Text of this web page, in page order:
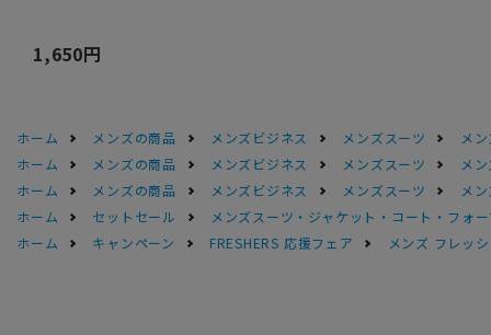
1,650円
ホーム メンズの商品 メンズビジネス メンズスーツ
メ
ホーム
メンズの商品 メンズビジネス メンズスーツ
メ
ホーム
メンズの商品 メンズビジネス メンズスーツ
メ
ホーム
セットセール
メンズスーツ・ジャケット・コート・フォ
ホーム
キャンペーン FRESHERS 応援フェア メンズ フレッ